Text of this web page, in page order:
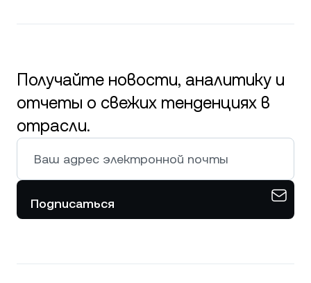
Получайте новости, аналитику и
отчеты о свежих тенденциях в
отрасли.
Подписаться